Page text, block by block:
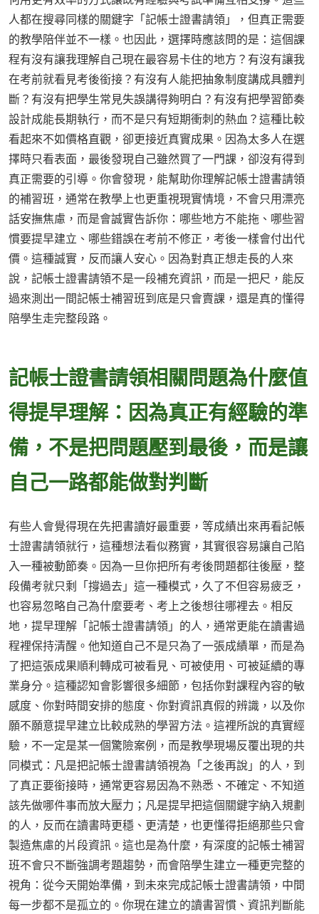
人都在搜尋同樣的關鍵字「記帳士證書請領」，但真正需要
的教學陪伴並不一樣。也因此，選擇時應該問的是：這個課
程有沒有讓我理解自己現在最容易卡住的地方？有沒有讓我
在考前就看見考後銜接？有沒有人能把抽象制度講成具體判
斷？有沒有把學生常見失誤講得夠明白？有沒有把學習節奏
設計成能長期執行，而不是只有短期衝刺的熱血？這種比較
看起來不如價格直觀，卻更接近真實成果。因為太多人在選
擇時只看表面，最後發現自己雖然買了一門課，卻沒有得到
真正需要的引導。你會發現，能幫助你理解記帳士證書請領
的補習班，通常在教學上也更重視現實情境，不會只用漂亮
話安撫焦慮，而是會誠實告訴你：哪些地方不能拖、哪些習
慣要提早建立、哪些錯誤在考前不修正，考後一樣會付出代
價。這種誠實，反而讓人安心。因為對真正想走長的人來
說，記帳士證書請領不是一段補充資訊，而是一把尺，能反
過來測出一間記帳士補習班到底是只會賣課，還是真的懂得
陪學生走完整段路。
記帳士證書請領相關問題為什麼值
得提早理解：因為真正有經驗的準
備，不是把問題壓到最後，而是讓
自己一路都能做對判斷
有些人會覺得現在先把書讀好最重要，等成績出來再看記帳
士證書請領就行，這種想法看似務實，其實很容易讓自己陷
入一種被動節奏。因為一旦你把所有考後問題都往後壓，整
段備考就只剩「撐過去」這一種模式，久了不但容易疲乏，
也容易忽略自己為什麼要考、考上之後想往哪裡去。相反
地，提早理解「記帳士證書請領」的人，通常更能在讀書過
程裡保持清醒。他知道自己不是只為了一張成績單，而是為
了把這張成果順利轉成可被看見、可被使用、可被延續的專
業身分。這種認知會影響很多細節，包括你對課程內容的敏
感度、你對時間安排的態度、你對資訊真假的辨識，以及你
願不願意提早建立比較成熟的學習方法。這裡所說的真實經
驗，不一定是某一個驚險案例，而是教學現場反覆出現的共
同模式：凡是把記帳士證書請領視為「之後再說」的人，到
了真正要銜接時，通常更容易因為不熟悉、不確定、不知道
該先做哪件事而放大壓力；凡是提早把這個關鍵字納入規劃
的人，反而在讀書時更穩、更清楚，也更懂得拒絕那些只會
製造焦慮的片段資訊。這也是為什麼，有深度的記帳士補習
班不會只不斷強調考題趨勢，而會陪學生建立一種更完整的
視角：從今天開始準備，到未來完成記帳士證書請領，中間
每一步都不是孤立的。你現在建立的讀書習慣、資訊判斷能